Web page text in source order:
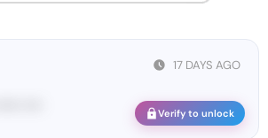
17 DAYS AGO
Verify to unlock